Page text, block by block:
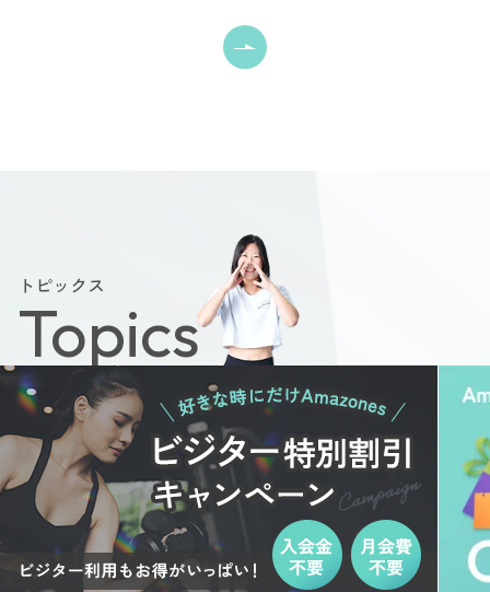
トピックス
Topics